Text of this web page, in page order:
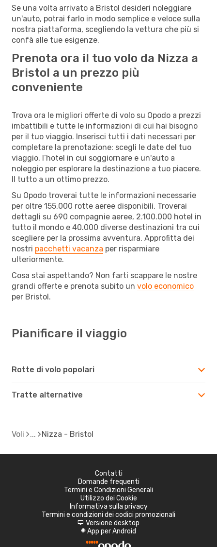
Se una volta arrivato a Bristol desideri noleggiare
un'auto, potrai farlo in modo semplice e veloce sulla
nostra piattaforma, scegliendo la vettura che più si
confà alle tue esigenze.
Prenota ora il tuo volo da Nizza a
Bristol a un prezzo più
conveniente
Trova ora le migliori offerte di volo su Opodo a prezzi
imbattibili e tutte le informazioni di cui hai bisogno
per il tuo viaggio. Inserisci tutti i dati necessari per
completare la prenotazione: scegli le date del tuo
viaggio, l’hotel in cui soggiornare e un'auto a
noleggio per esplorare la destinazione a tuo piacere.
Il tutto a un ottimo prezzo.
Su Opodo troverai tutte le informazioni necessarie
per oltre 155.000 rotte aeree disponibili. Troverai
dettagli su 690 compagnie aeree, 2.100.000 hotel in
tutto il mondo e 40.000 diverse destinazioni tra cui
scegliere per la prossima avventura. Approfitta dei
nostri pacchetti vacanza per risparmiare
ulteriormente.
Cosa stai aspettando? Non farti scappare le nostre
grandi offerte e prenota subito un volo economico
per Bristol.
Pianificare il viaggio
Rotte di volo popolari
Tratte alternative
Voli Nizza - Bristol
Contatti
Domande frequenti
Termini e Condizioni Generali
Utilizzo dei Cookie
Informativa sulla privacy
Termini e condizioni dei codici promozionali
d Versione desktop
A App per Android